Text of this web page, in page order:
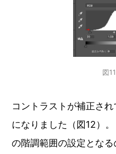
図11
コントラストが補正さ
になりました（図12）
の階調範囲の設定とな